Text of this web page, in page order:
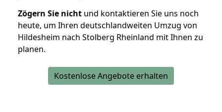
Zögern Sie nicht und kontaktieren Sie uns noch
heute, um Ihren deutschlandweiten Umzug von
Hildesheim nach Stolberg Rheinland mit Ihnen zu
planen.
Kostenlose Angebote erhalten